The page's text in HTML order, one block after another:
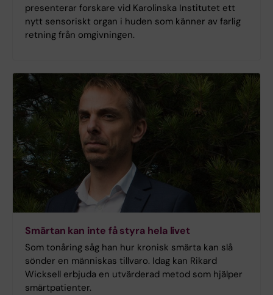
presenterar forskare vid Karolinska Institutet ett
nytt sensoriskt organ i huden som känner av farlig
retning från omgivningen.
Smärtan kan inte få styra hela livet
Som tonåring såg han hur kronisk smärta kan slå
sönder en människas tillvaro. Idag kan Rikard
Wicksell erbjuda en utvärderad metod som hjälper
smärtpatienter.